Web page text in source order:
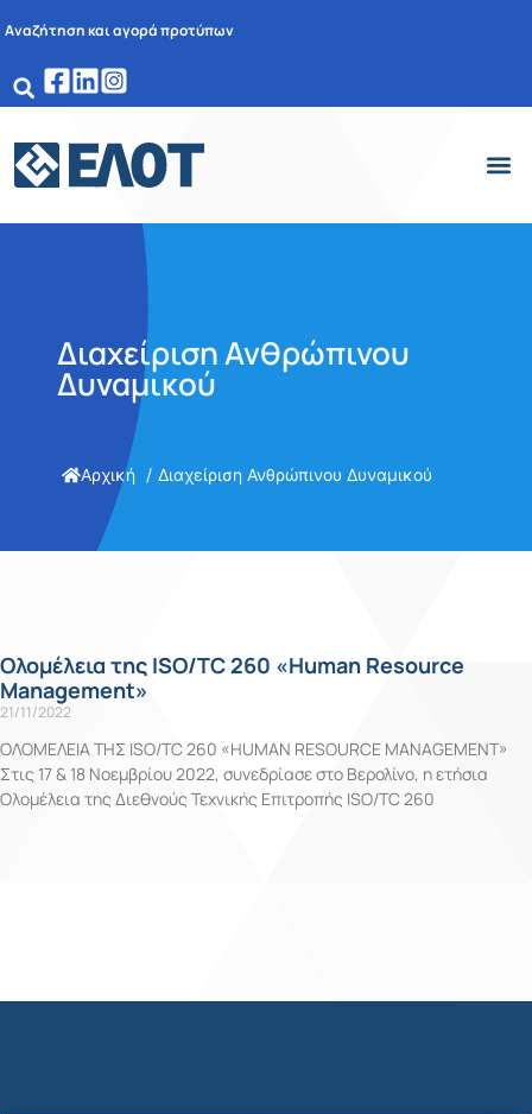
Αναζήτηση και αγορά προτύπων
Διαχείριση Ανθρώπινου
Δυναμικού
Αρχική Διαχείριση Ανθρώπινου Δυναμικού
Ολομέλεια της ISO/TC 260 «Human Resource
Management»
21/11/2022
ΟΛΟΜΕΛΕΙΑ ΤΗΣ ISO/TC 260 «HUMAN RESOURCE MANAGEMENT»
Στις 17 & 18 Νοεμβρίου 2022, συνεδρίασε στο Βερολίνο, η ετήσια
Ολομέλεια της Διεθνούς Τεχνικής Επιτροπής ISO/TC 260